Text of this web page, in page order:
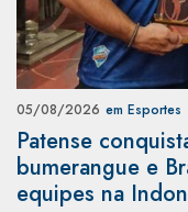
05/08/2026 em Esportes
Patense
bumerangue e
equipes na